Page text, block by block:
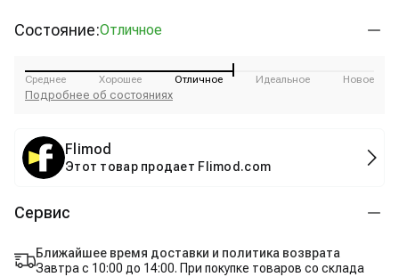
Состояние:Отличное
Среднее Хорошее Отличное Идеальное Новое
Подробнее об состояниях
Flimod
Этот товар продает Flimod.com
Сервис
Ближайшее время доставки и политика возврата
Завтра с 10:00 до 14:00. При покупке товаров со склада